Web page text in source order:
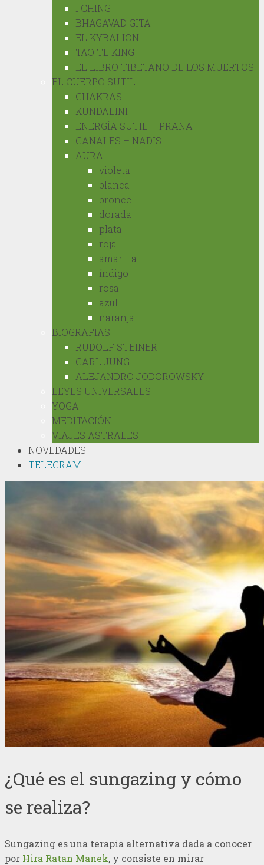
I CHING
BHAGAVAD GITA
EL KYBALION
TAO TE KING
EL LIBRO TIBETANO DE LOS MUERTOS
EL CUERPO SUTIL
CHAKRAS
KUNDALINI
ENERGÍA SUTIL – PRANA
CANALES – NADIS
AURA
violeta
blanca
bronce
dorada
plata
roja
amarilla
índigo
rosa
azul
naranja
BIOGRAFIAS
RUDOLF STEINER
CARL JUNG
ALEJANDRO JODOROWSKY
LEYES UNIVERSALES
YOGA
MEDITACIÓN
VIAJES ASTRALES
NOVEDADES
TELEGRAM
¿Qué es el sungazing y cómo
se realiza?
Sungazing es una terapia alternativa dada a conocer
por Hira Ratan Manek, y consiste en mirar